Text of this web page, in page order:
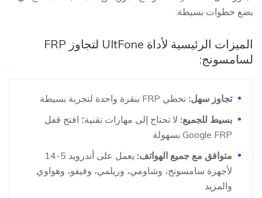
بضع خطوات بسيطة.
الميزات الرئيسية لأداة UltFone لتجاوز FRP
لسامسونج:
تجاوز سهل: تخطي FRP بنقرة واحدة لتجربة بسيطة
بسيط للجميع: لا تحتاج إلى مهارات تقنية؛ افتح قفل
Google FRP بسهولة
متوافق مع جميع الهواتف:
يعمل على أندرويد 5-14
لأجهزة سامسونج، وشاومي، وريلمي، وفيفو، وهواوي
والمزيد